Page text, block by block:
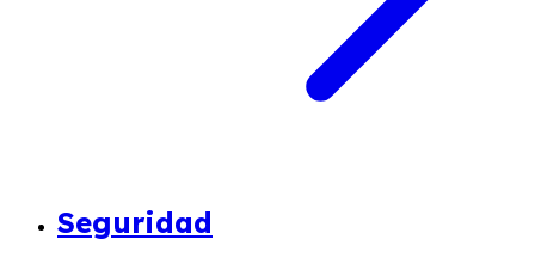
Seguridad